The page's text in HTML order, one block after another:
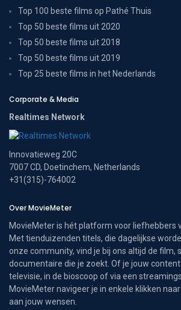
Top 100 beste films op Pathé Thuis
Top 50 beste films uit 2020
Top 50 beste films uit 2018
Top 50 beste films uit 2019
Top 25 beste films in het Nederlands
Corporate & Media
Realtimes Network
Innovatieweg 20C
7007 CD, Doetinchem, Netherlands
+31(315)-764002
Over MovieMeter
MovieMeter is hét platform voor liefhebbers
Met tienduizenden titels, die dagelijkse
onze community, vind je bij ons altijd de film,
documentaire die je zoekt. Of je jouw
televisie, in de bioscoop of via een
MovieMeter navigeer je in enkele klikken
aan jouw wensen.